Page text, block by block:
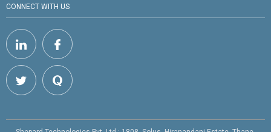
CONNECT WITH US